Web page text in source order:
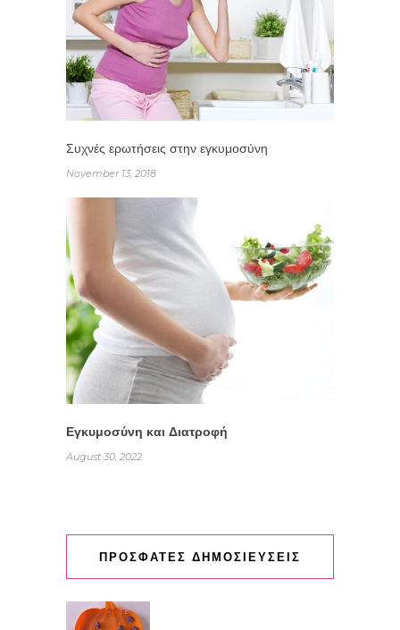
Συχνές ερωτήσεις στην εγκυμοσύνη
November 13, 2018
Εγκυμοσύνη και Διατροφή
August 30, 2022
ΠΡΟΣΦΑΤΕΣ ΔΗΜΟΣΙΕΥΣΕΙΣ